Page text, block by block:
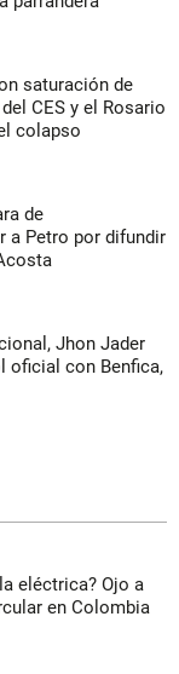
saturación de
CES y el Rosario
colapso
de
a Petro por difundir
Jhon Jader
oficial con Benfica,
eléctrica? Ojo a
en Colombia